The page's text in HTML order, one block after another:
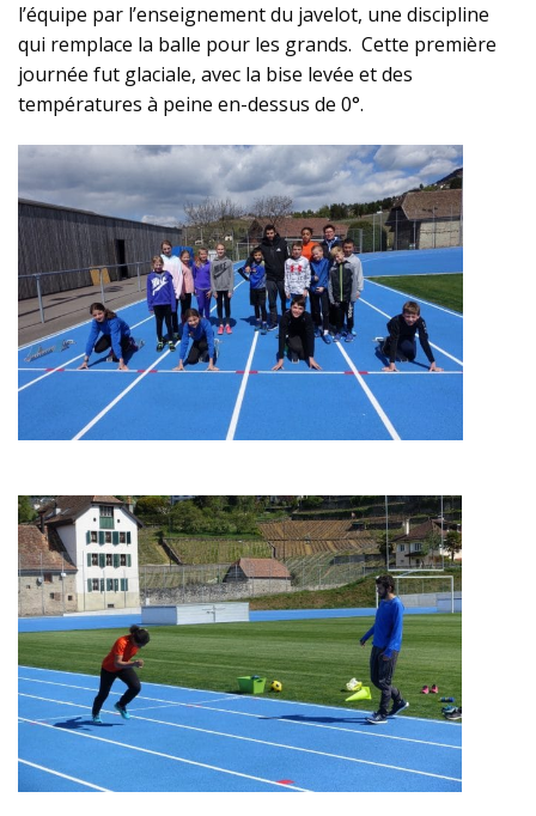
l’équipe par l’enseignement du javelot, une discipline
qui remplace la balle pour les grands. Cette première
journée fut glaciale, avec la bise levée et des
températures à peine en-dessus de 0°.